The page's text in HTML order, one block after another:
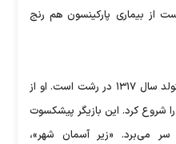
از بیماری پارکینسون هم رنج
ملکه رنجبر ـ هنرمند پیشکسوت ـ متولد سال ۱۳۱۷ در رشت است. او از
کرد. این بازیگر پیشکسوت
می‌برد. «زیر آسمان شهر»،